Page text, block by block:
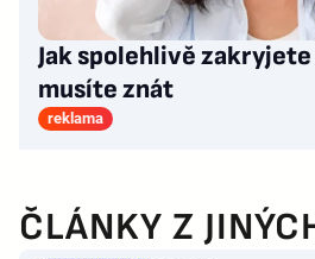
Jak spolehlivě
musíte znát
reklama
ČLÁNKY Z